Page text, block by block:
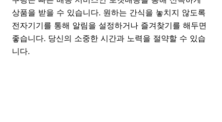
상품을 받을 수 있습니다. 원하는 간식을 놓치지 않도록
전자기기를 통해 알림을 설정하거나 즐겨찾기를 해두면
좋습니다. 당신의 소중한 시간과 노력을 절약할 수 있습
니다.